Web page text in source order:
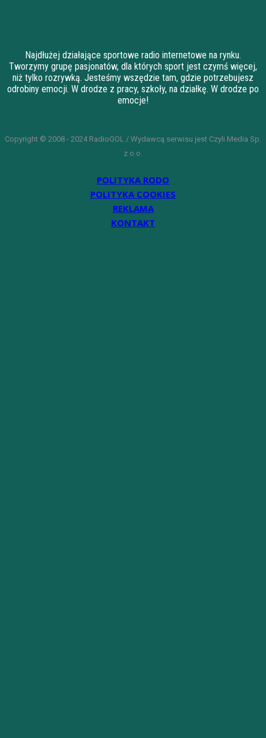
Najdłużej działające sportowe radio internetowe na rynku.
Tworzymy grupę pasjonatów, dla których sport jest czymś więcej,
niż tylko rozrywką. Jesteśmy wszędzie tam, gdzie potrzebujesz
odrobiny emocji. W drodze z pracy, szkoły, na działkę. W drodze po
emocje!
Copyright © 2008 - 2024 RadioGOL / Wydawcą serwisu jest Czyli Media Sp.
z o.o.
POLITYKA RODO
POLITYKA COOKIES
REKLAMA
KONTAKT